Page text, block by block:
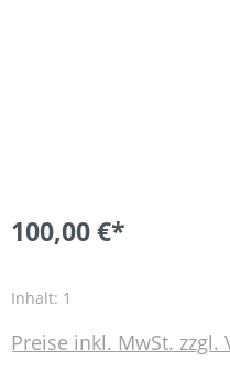
100,00 €*
Inhalt: 1
Preise inkl. MwSt. zzgl.